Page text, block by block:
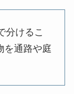
分けるこ
を通路や庭